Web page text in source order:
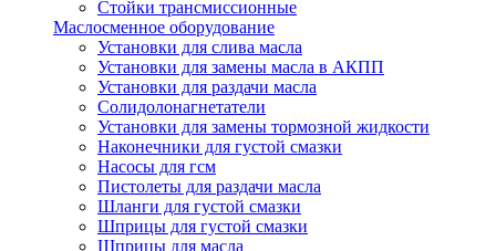
Стойки трансмиссионные
Маслосменное оборудование
Установки для слива масла
Установки для замены масла в АКПП
Установки для раздачи масла
Солидолонагнетатели
Установки для замены тормозной жидкости
Наконечники для густой смазки
Насосы для гсм
Пистолеты для раздачи масла
Шланги для густой смазки
Шприцы для густой смазки
Шприцы для масла